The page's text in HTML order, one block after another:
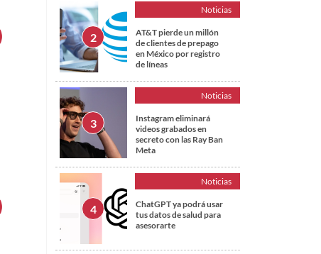
Noticias
AT&T pierde un millón
de clientes de prepago
en México por registro
de líneas
Noticias
Instagram eliminará
videos grabados en
secreto con las Ray Ban
Meta
Noticias
ChatGPT ya podrá usar
tus datos de salud para
asesorarte